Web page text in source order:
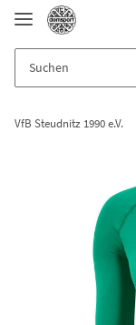
VfB Steudnitz 1990 e.V.